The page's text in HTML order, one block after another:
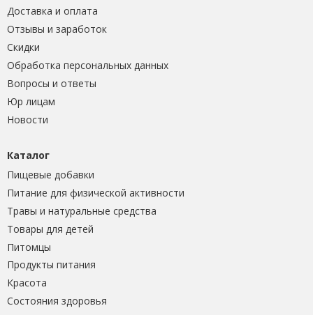
Доставка и оплата
Отзывы и заработок
Скидки
Обработка персональных данных
Вопросы и ответы
Юр лицам
Новости
Каталог
Пищевые добавки
Питание для физической активности
Травы и натуральные средства
Товары для детей
Питомцы
Продукты питания
Красота
Состояния здоровья